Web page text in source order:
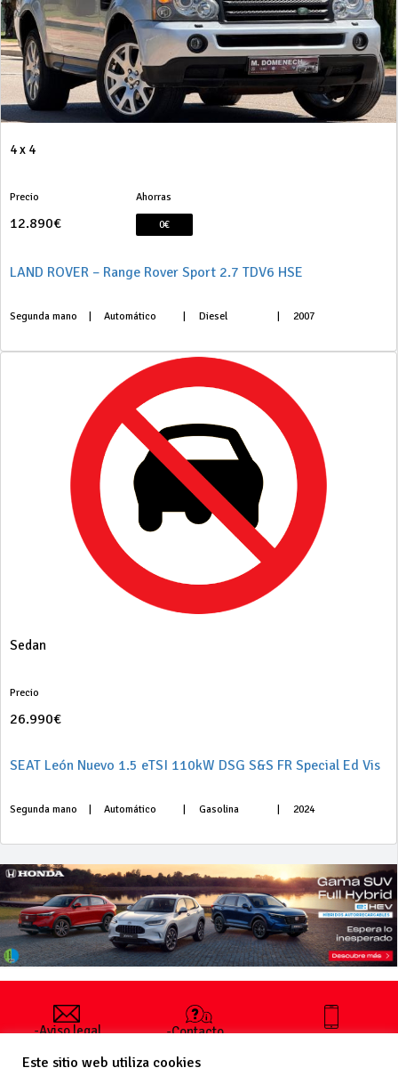
4 x 4
Precio
12.890€
Ahorras
0€
LAND ROVER – Range Rover Sport 2.7 TDV6 HSE
Segunda mano Automático Diesel 2007
Sedan
Precio
26.990€
SEAT León Nuevo 1.5 eTSI 110kW DSG S&S FR Special Ed Vis
Segunda mano Automático Gasolina 2024
-Aviso legal
generales
-Contacto
publicar un
+34 627 35
Este sitio web utiliza cookies